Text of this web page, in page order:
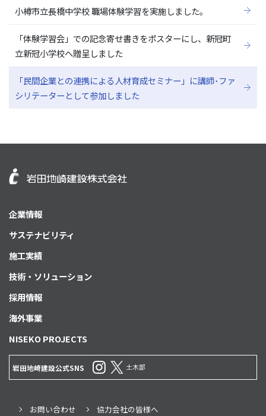
小樽市立長橋中学校 職場体験学習を実施しました。
「体験学習会」での記念寄せ書きをポスターにし、新冠町
立新冠小学校へ贈呈しました
「民間企業との連携による人材育成セミナー」に講師･ファ
シリテーターとして参加しました
企業情報
サステナビリティ
施工実績
技術・ソリューション
採用情報
海外事業
NISEKO PROJECTS
岩田地崎建設公式SNS 土木部
お問い合わせ 協力会社の皆様へ